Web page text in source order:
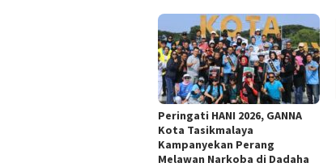
Peringati HANI 2026, GANNA
Kota Tasikmalaya
Kampanyekan Perang
Melawan Narkoba di Dadaha